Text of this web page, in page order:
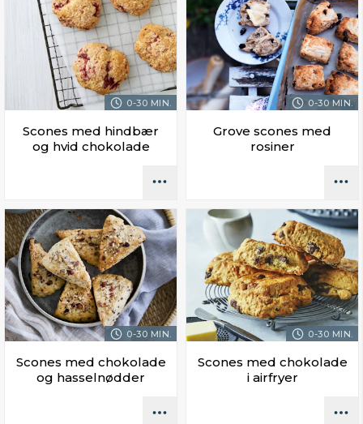
0-30 MIN.
Scones med hindbær
og hvid chokolade
0-30 MIN.
Grove scones med
rosiner
0-30 MIN.
Scones med chokolade
og hasselnødder
0-30 MIN.
Scones med chokolade
i airfryer